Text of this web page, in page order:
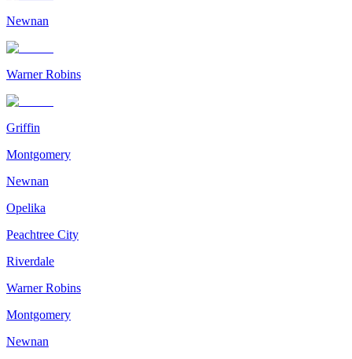
Newnan
Warner Robins
Griffin
Montgomery
Newnan
Opelika
Peachtree City
Riverdale
Warner Robins
Montgomery
Newnan